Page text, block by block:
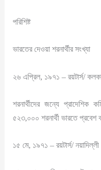
পরিশিষ্ট
ভারতের দেওয়া শরনার্থীর সংখ্যা
২৬ এপ্রিল, ১৯৭১ – রয়টার্স/
শরনার্থীদের জন্যে প্রাদেশিক
৫২৩,০০০ শরনার্থী ভারতে প্রবেশ
১৫ মে, ১৯৭১ – রয়টার্স/ নয়াদিল্লী